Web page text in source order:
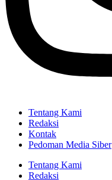
Tentang Kami
Redaksi
Kontak
Pedoman Media Siber
Tentang Kami
Redaksi